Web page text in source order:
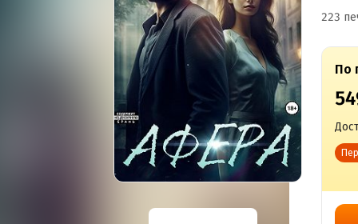
223
По